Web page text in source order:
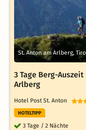
St. Anton am Arlberg,
3 Tage Berg-
Arlberg
Hotel Post St. Anton
HOTELTIPP
3 Tage / 2 Nächte